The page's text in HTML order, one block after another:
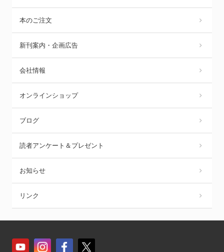
本のご注文
新刊案内・企画広告
会社情報
オンラインショップ
ブログ
読者アンケート＆プレゼント
お知らせ
リンク